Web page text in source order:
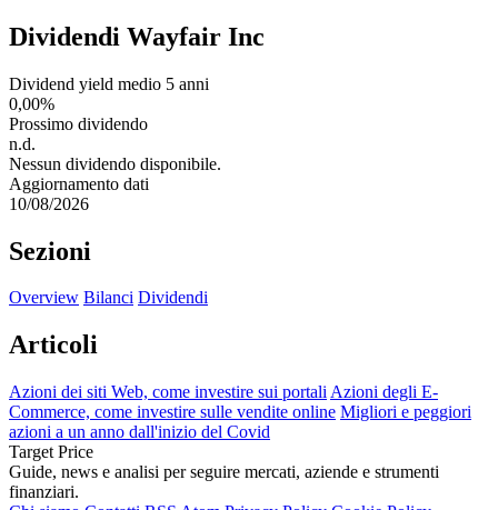
Dividendi Wayfair Inc
Dividend yield medio 5 anni
0,00%
Prossimo dividendo
n.d.
Nessun dividendo disponibile.
Aggiornamento dati
10/08/2026
Sezioni
Overview Bilanci Dividendi
Articoli
Azioni dei siti Web, come investire sui portali Azioni degli E-
Commerce, come investire sulle vendite online Migliori e peggiori
azioni a un anno dall'inizio del Covid
Target Price
Guide, news e analisi per seguire mercati, aziende e strumenti
finanziari.